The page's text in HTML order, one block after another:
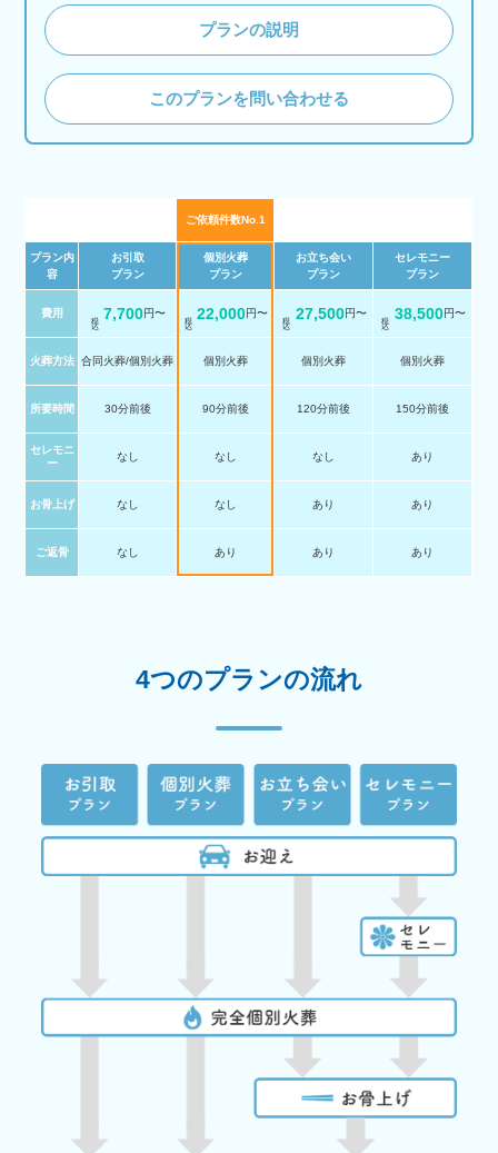
プランの説明
このプランを問い合わせる
ご依頼件数No.1
プラン内
容
お引取
プラン
個別火葬
プラン
お立ち会い
プラン
セレモニー
プラン
費用 7,700円〜 22,000円〜 27,500円〜 38,500円〜
火葬方法 合同火葬/個別火葬 個別火葬 個別火葬 個別火葬
所要時間 30分前後 90分前後 120分前後 150分前後
セレモニ
ー
なし なし なし あり
お骨上げ なし なし あり あり
ご返骨 なし あり あり あり
4つのプランの流れ